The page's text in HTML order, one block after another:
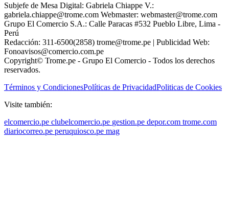
Subjefe de Mesa Digital: Gabriela Chiappe V.:
gabriela.chiappe@trome.com Webmaster: webmaster@trome.com
Grupo El Comercio S.A.: Calle Paracas #532 Pueblo Libre, Lima -
Perú
Redacción: 311-6500(2858) trome@trome.pe | Publicidad Web:
Fonoavisos@comercio.com.pe
Copyright© Trome.pe - Grupo El Comercio - Todos los derechos
reservados.
Términos y CondicionesPolíticas de PrivacidadPoliticas de Cookies
Visite también:
elcomercio.pe clubelcomercio.pe gestion.pe depor.com trome.com
diariocorreo.pe peruquiosco.pe mag